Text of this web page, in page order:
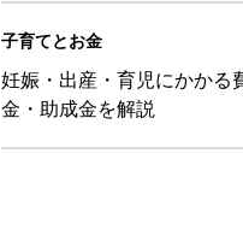
子育てとお金
妊娠・出産・育児にかかる
金・助成金を解説